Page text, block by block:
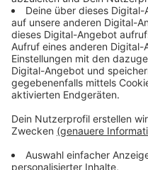
Schulen, mit denen die
besonders intensiv
die Ludgerus
Alexander-von-
(Sekundarschule) und
Borken. Diese drei
besonders im Bereich
Schulen, die zu diesem